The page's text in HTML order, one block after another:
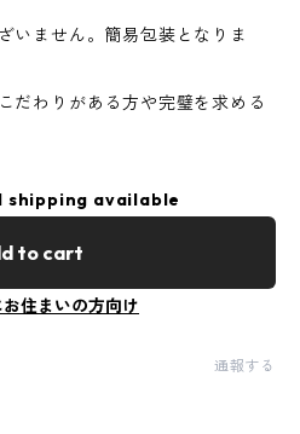
いません。簡易包装となりま
だわりがある方や完璧を求める
available
to cart
住まいの方向け
通報する